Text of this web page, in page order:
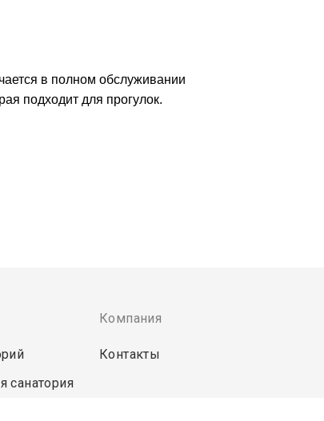
в полном обслуживании
подходит для прогулок.
санатория
Компания
Контакты